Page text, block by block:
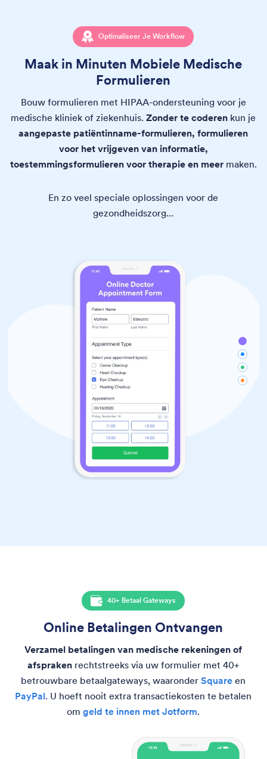
Optimaliseer Je Workflow
Maak in Minuten Mobiele Medische
Formulieren
Bouw formulieren met HIPAA-ondersteuning voor je
medische kliniek of ziekenhuis.Zonder te coderen kun je
aangepaste patiëntinname-formulieren, formulieren
voor het vrijgeven van informatie,
toestemmingsformulieren voor therapie en meermaken.
En zo veel speciale oplossingen voor de
gezondheidszorg...
40+ Betaal Gateways
Online Betalingen Ontvangen
Verzamel betalingen van medische rekeningen of
afsprakenrechtstreeks via uw formulier met 40+
betrouwbare betaalgateways, waaronderSquare en
PayPal. U hoeft nooit extra transactiekosten te betalen
omgeld te innen met Jotform.